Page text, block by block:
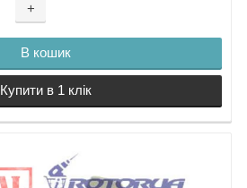
+
В кошик
Купити в 1 клік